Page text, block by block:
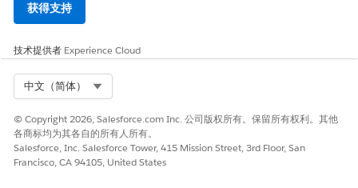
请与我们共享您的想法，以便我们进行改进！
获得支持
技术提供者 Experience Cloud
中文（简体）
© Copyright 2026, Salesforce.com Inc. 公司版权所有。保留所有权利。其他
各商标均为其各自的所有人所有。
Salesforce, Inc. Salesforce Tower, 415 Mission Street, 3rd Floor, San
Francisco, CA 94105, United States